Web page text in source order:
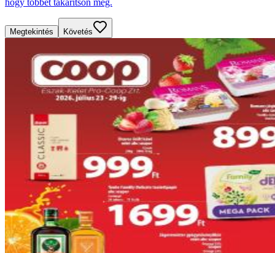
hogy többet takarítson meg.
Megtekintés Követés